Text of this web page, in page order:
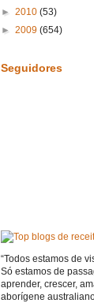
► 2010 (53)
► 2009 (654)
Seguidores
“Todos estamos de
Só estamos de
aprender, crescer,
aborígene